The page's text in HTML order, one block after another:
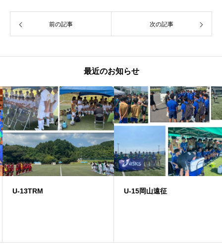
前の記事 次の記事
最近のお知らせ
U-13TRM U-15岡山遠征